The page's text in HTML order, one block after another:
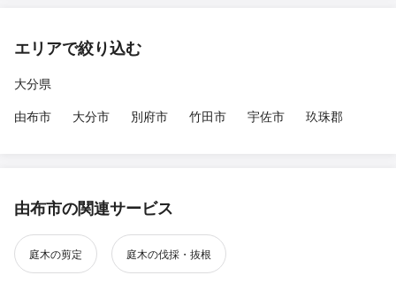
エリアで絞り込む
大分県
由布市
大分市 別府市 竹田市 宇佐市 玖珠郡
由布市の関連サービス
庭木の剪定 庭木の伐採・抜根